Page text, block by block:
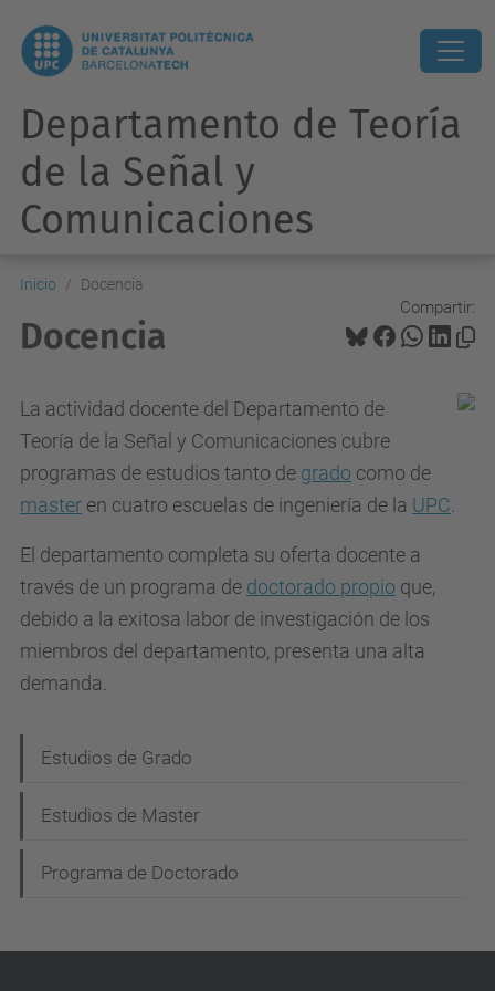
Departamento de Teoría
de la Señal y
Comunicaciones
Inicio Docencia
Compartir:
Docencia
La actividad docente del Departamento de
Teoría de la Señal y Comunicaciones cubre
programas de estudios tanto de grado como de
master en cuatro escuelas de ingeniería de la UPC
El departamento completa su oferta docente a
través de un programa de doctorado propio que,
debido a la exitosa labor de investigación de los
miembros del departamento, presenta una alta
demanda.
a
v
g
a
Estudios de Grado
Estudios de Master
Programa de Doctorado